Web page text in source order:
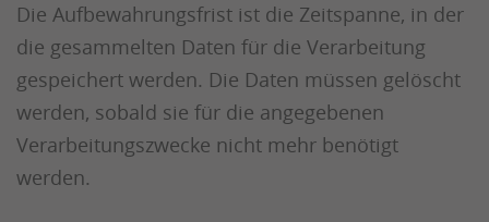
Die Aufbewahrungsfrist ist die Zeitspanne, in der
die gesammelten Daten für die Verarbeitung
gespeichert werden. Die Daten müssen gelöscht
werden, sobald sie für die angegebenen
Verarbeitungszwecke nicht mehr benötigt
werden.